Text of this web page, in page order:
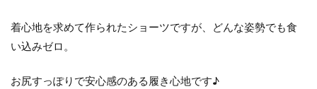
着心地を求めて作られたショーツですが、どんな姿勢でも食
い込みゼロ。
お尻すっぽりで安心感のある履き心地です♪